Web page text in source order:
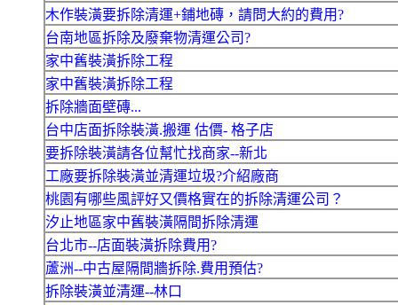
木作裝潢要拆除清運+鋪地磚，請問大約的費用?
台南地區拆除及廢棄物清運公司?
家中舊裝潢拆除工程
家中舊裝潢拆除工程
拆除牆面壁磚...
台中店面拆除裝潢.搬運 估價- 格子店
要拆除裝潢請各位幫忙找商家--新北
工廠要拆除裝潢並清運垃圾?介紹廠商
桃園有哪些風評好又價格實在的拆除清運公司？
汐止地區家中舊裝潢隔間拆除清運
台北市--店面裝潢拆除費用?
蘆洲--中古屋隔間牆拆除.費用預估?
拆除裝潢並清運--林口